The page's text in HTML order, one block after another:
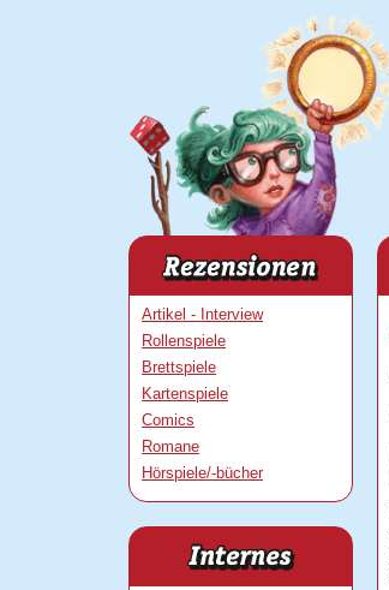
Artikel - Interview
Rollenspiele
Brettspiele
Kartenspiele
Comics
Romane
Hörspiele/-bücher